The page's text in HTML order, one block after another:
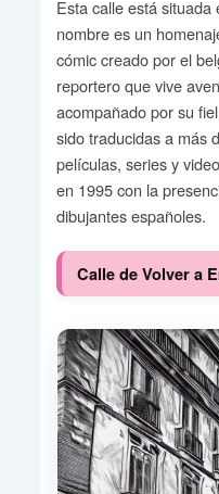
Esta calle está
nombre es un
cómic creado por el
reportero que vive
acompañado por su
sido traducidas a más
películas, series y
en 1995 con la
dibujantes españoles.
Calle de Volver a